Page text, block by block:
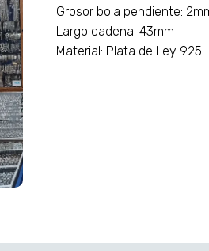
Grosor bola pendiente:
Largo cadena: 43mm
Material: Plata de Ley 925